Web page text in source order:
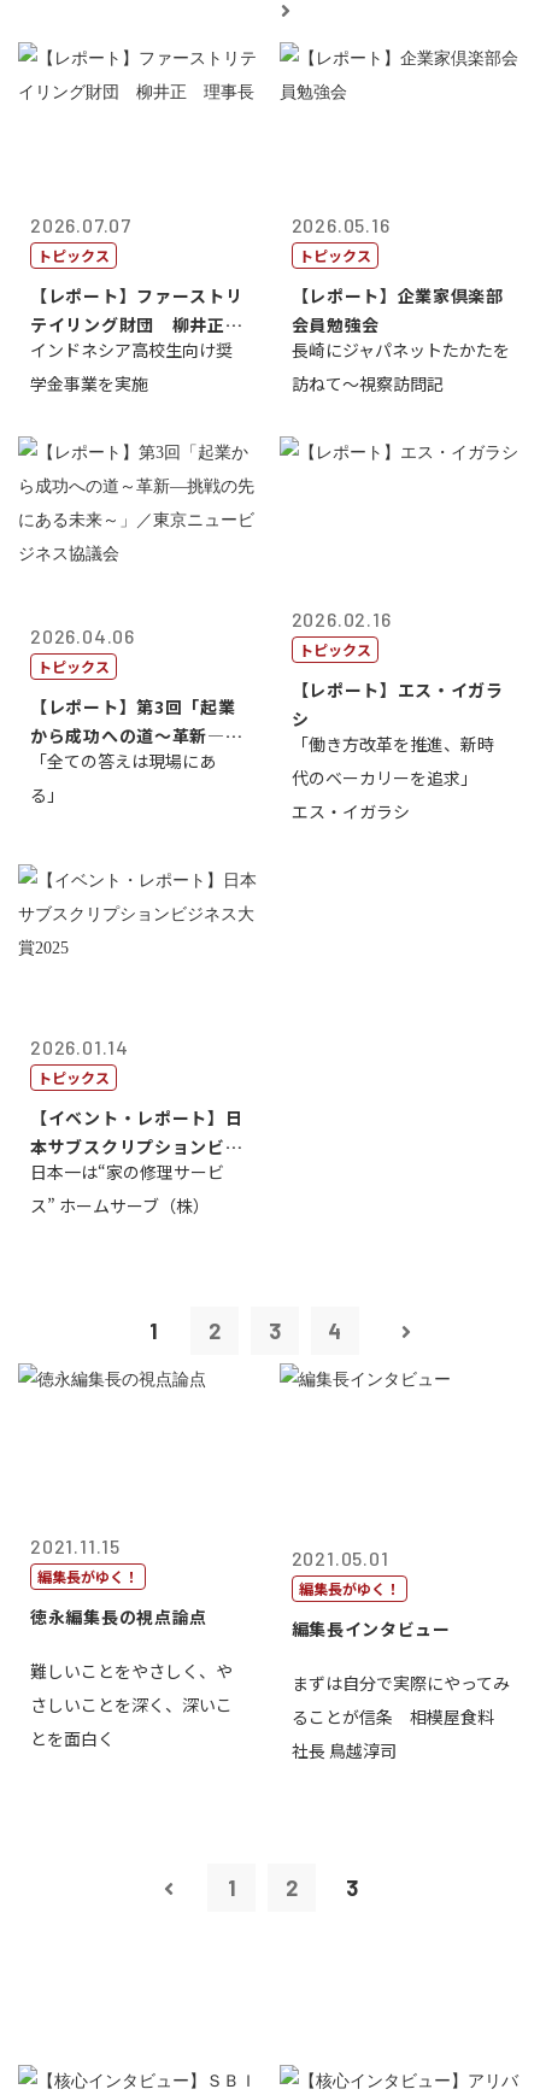
2026.07.07
トピックス
【レポート】ファーストリ
テイリング財団 柳井正
理事長
インドネシア高校生向け奨
学金事業を実施
2026.05.16
トピックス
【レポート】企業家倶楽部
会員勉強会
長崎にジャパネットたかたを
訪ねて～視察訪問記
2026.04.06
トピックス
【レポート】第3回「起業
から成功への道～革新―挑
戦の先にある...
「全ての答えは現場にあ
る」
2026.02.16
トピックス
【レポート】エス・イガラ
シ
「働き方改革を推進、新時
代のベーカリーを追求」
エス・イガラシ
2026.01.14
トピックス
【イベント・レポート】日
本サブスクリプションビジ
ネス大賞20...
日本一は“家の修理サービ
ス” ホームサーブ（株）
1 2 3 4
2021.11.15
編集長がゆく！
徳永編集長の視点論点
難しいことをやさしく、や
さしいことを深く、深いこ
とを面白く
2021.05.01
編集長がゆく！
編集長インタビュー
まずは自分で実際にやってみ
ることが信条 相模屋食料
社長 鳥越淳司
1 2 3